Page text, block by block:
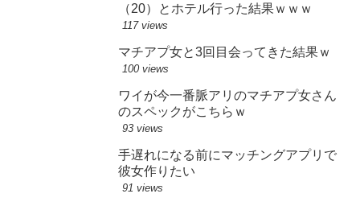
（20）とホテル行った結果ｗｗｗ
117 views
マチアプ女と3回目会ってきた結果ｗ
100 views
ワイが今一番脈アリのマチアプ女さん
のスペックがこちらｗ
93 views
手遅れになる前にマッチングアプリで
彼女作りたい
91 views